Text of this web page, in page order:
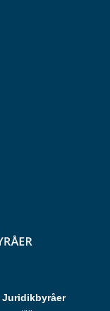
Juridikbyråer